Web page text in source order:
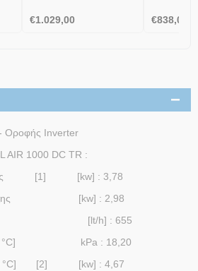
€1.029,00 €838,00
Οροφής Inverter
AIR 1000 DC TR :
ψύξης [1] [kw] : 3,78
ψύξης [kw] : 2,98
[lt/h] : 655
[70 °C] kPa : 18,20
[50 °C] [2] [kw] : 4,67